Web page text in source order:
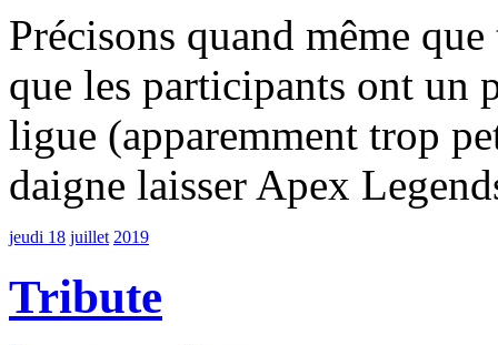
Précisons quand même
que les participants ont un
ligue (apparemment trop
daigne laisser Apex
jeudi 18 juillet 2019
Tribute